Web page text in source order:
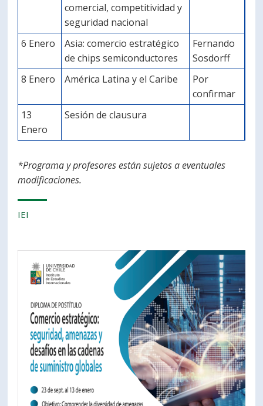
comercial, competitividad y
seguridad nacional
6 Enero
Asia: comercio estratégico
de chips semiconductores
Fernando
Sosdorff
8 Enero
América Latina y el Caribe
Por
confirmar
13
Enero
Sesión de clausura
*Programa y profesores están sujetos a eventuales
modificaciones.
IEI